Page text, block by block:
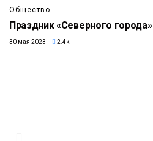
Общество
Праздник «Северного города»
30 мая 2023 2.4k